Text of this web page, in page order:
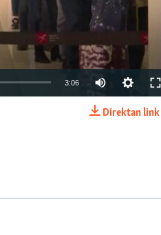
404p
3:06
Direktan link